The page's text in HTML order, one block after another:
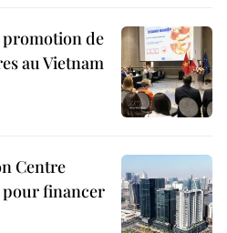
promotion de
au Vietnam
Centre
financer